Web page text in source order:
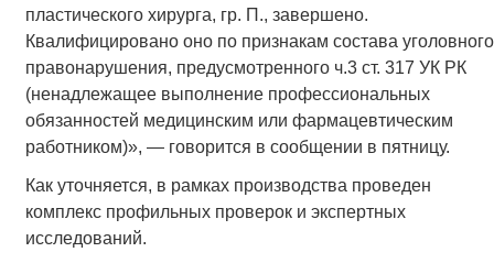
пластического хирурга, гр. П., завершено.
Квалифицировано оно по признакам состава уголовного
правонарушения, предусмотренного ч.3 ст. 317 УК РК
(ненадлежащее выполнение профессиональных
обязанностей медицинским или фармацевтическим
работником)», — говорится в сообщении в пятницу.
Как уточняется, в рамках производства проведен
комплекс профильных проверок и экспертных
исследований.